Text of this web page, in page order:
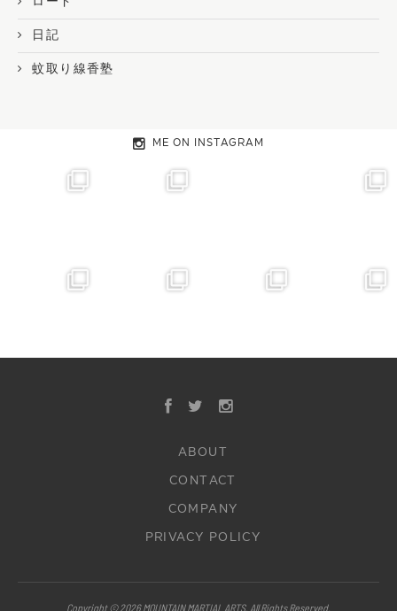
日記
蚊取り線香塾
ME ON INSTAGRAM
ABOUT
CONTACT
COMPANY
PRIVACY POLICY
Copyright © 2026 MOUNTAIN MARTIAL ARTS. All Rights Reserved.